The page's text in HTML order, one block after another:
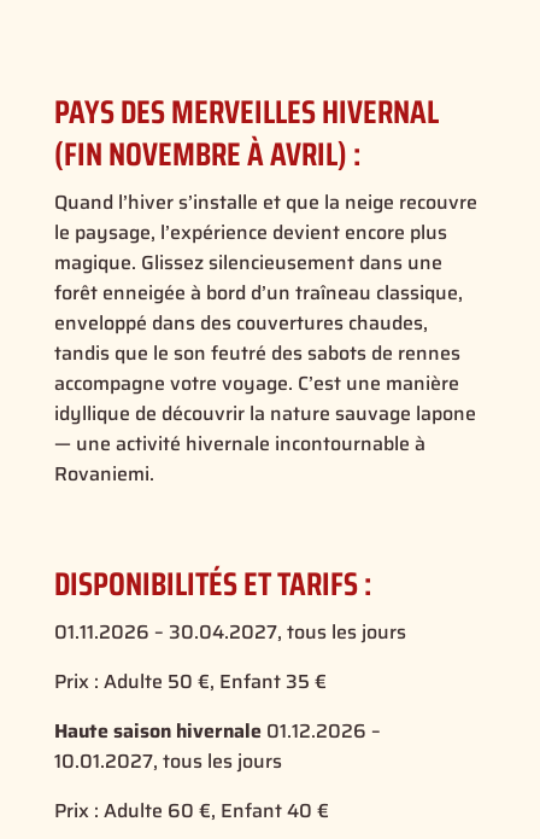
PAYS DES MERVEILLES HIVERNAL
(FIN NOVEMBRE À AVRIL) :
Quand l’hiver s’installe et que la neige recouvre
le paysage, l’expérience devient encore plus
magique. Glissez silencieusement dans une
forêt enneigée à bord d’un traîneau classique,
enveloppé dans des couvertures chaudes,
tandis que le son feutré des sabots de rennes
accompagne votre voyage. C’est une manière
idyllique de découvrir la nature sauvage lapone
— une activité hivernale incontournable à
Rovaniemi.
DISPONIBILITÉS ET TARIFS :
01.11.2026 – 30.04.2027, tous les jours
Prix : Adulte 50 €, Enfant 35 €
Haute saison hivernale01.12.2026 –
10.01.2027, tous les jours
Prix : Adulte 60 €, Enfant 40 €